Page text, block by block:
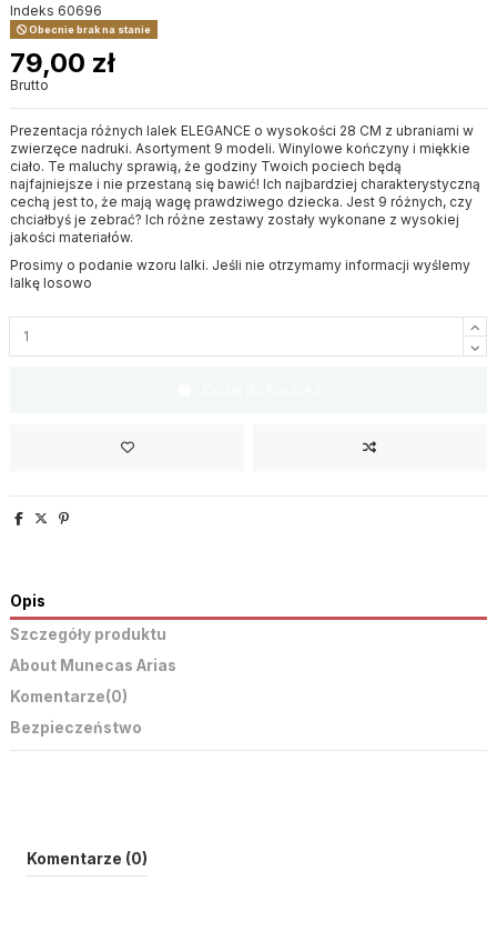
Indeks 60696
Obecnie brak na stanie
79,00 zł
Brutto
Prezentacja różnych lalek ELEGANCE o wysokości 28 CM z ubraniami w
zwierzęce nadruki. Asortyment 9 modeli. Winylowe kończyny i miękkie
ciało. Te maluchy sprawią, że godziny Twoich pociech będą
najfajniejsze i nie przestaną się bawić! Ich najbardziej charakterystyczną
cechą jest to, że mają wagę prawdziwego dziecka. Jest 9 różnych, czy
chciałbyś je zebrać? Ich różne zestawy zostały wykonane z wysokiej
jakości materiałów.
Prosimy o podanie wzoru lalki. Jeśli nie otrzymamy informacji wyślemy
lalkę losowo
Opis
Szczegóły produktu
About Munecas Arias
Komentarze(0)
Bezpieczeństwo
Komentarze (0)